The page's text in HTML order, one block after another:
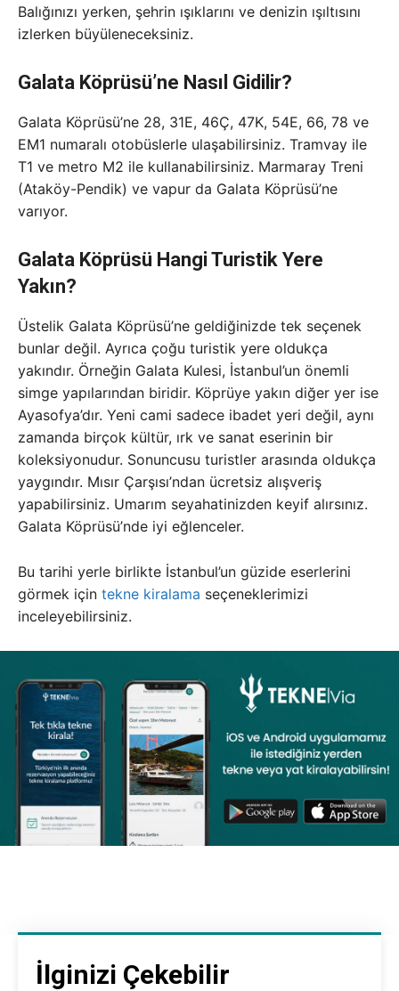
Balığınızı yerken, şehrin ışıklarını ve denizin ışıltısını
izlerken büyüleneceksiniz.
Galata Köprüsü’ne Nasıl Gidilir?
Galata Köprüsü’ne 28, 31E, 46Ç, 47K, 54E, 66, 78 ve
EM1 numaralı otobüslerle ulaşabilirsiniz. Tramvay ile
T1 ve metro M2 ile kullanabilirsiniz. Marmaray Treni
(Ataköy-Pendik) ve vapur da Galata Köprüsü’ne
varıyor.
Galata Köprüsü Hangi Turistik Yere
Yakın?
Üstelik Galata Köprüsü’ne geldiğinizde tek seçenek
bunlar değil. Ayrıca çoğu turistik yere oldukça
yakındır. Örneğin Galata Kulesi, İstanbul’un önemli
simge yapılarından biridir. Köprüye yakın diğer yer ise
Ayasofya’dır. Yeni cami sadece ibadet yeri değil, aynı
zamanda birçok kültür, ırk ve sanat eserinin bir
koleksiyonudur. Sonuncusu turistler arasında oldukça
yaygındır. Mısır Çarşısı’ndan ücretsiz alışveriş
yapabilirsiniz. Umarım seyahatinizden keyif alırsınız.
Galata Köprüsü’nde iyi eğlenceler.
Bu tarihi yerle birlikte İstanbul’un güzide eserlerini
görmek için tekne kiralama seçeneklerimizi
inceleyebilirsiniz.
İlginizi Çekebilir